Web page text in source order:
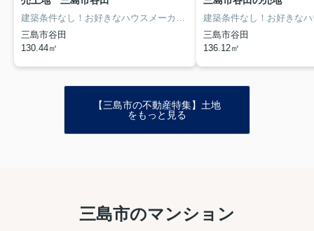
建築条件なし！お好きなハウスメーカーでお家が建てられます。
敷地
三島市谷田
130.44㎡
三島市谷田
136.12㎡
【三島市の不動産特集】土地
をもっと見る
三島市のマンション